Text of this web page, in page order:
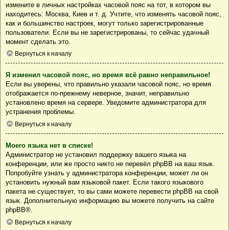
измените в личных настройках часовой пояс на тот, в котором вы
находитесь: Москва, Киев и т. д. Учтите, что изменять часовой пояс,
как и большинство настроек, могут только зарегистрированные
пользователи. Если вы не зарегистрированы, то сейчас удачный
момент сделать это.
Вернуться к началу
Я изменил часовой пояс, но время всё равно неправильное!
Если вы уверены, что правильно указали часовой пояс, но время
отображается по-прежнему неверное, значит, неправильно
установлено время на сервере. Уведомите администратора для
устранения проблемы.
Вернуться к началу
Моего языка нет в списке!
Администратор не установил поддержку вашего языка на
конференции, или же просто никто не перевёл phpBB на ваш язык.
Попробуйте узнать у администратора конференции, может ли он
установить нужный вам языковой пакет. Если такого языкового
пакета не существует, то вы сами можете перевести phpBB на свой
язык. Дополнительную информацию вы можете получить на сайте
phpBB®.
Вернуться к началу